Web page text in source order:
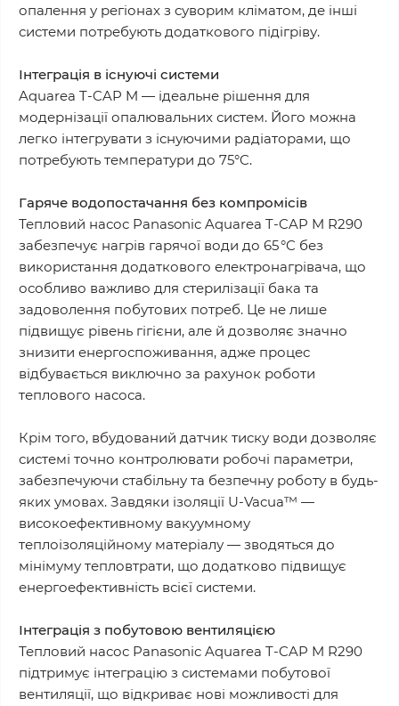
опалення у регіонах з суворим кліматом, де інші
системи потребують додаткового підігріву.
Інтеграція в існуючі системи
Aquarea T-CAP M — ідеальне рішення для
модернізації опалювальних систем. Його можна
легко інтегрувати з існуючими радіаторами, що
потребують температури до 75°C.
Гаряче водопостачання без компромісів
Тепловий насос Panasonic Aquarea T-CAP M R290
забезпечує нагрів гарячої води до 65 °C без
використання додаткового електронагрівача, що
особливо важливо для стерилізації бака та
задоволення побутових потреб. Це не лише
підвищує рівень гігієни, але й дозволяє значно
знизити енергоспоживання, адже процес
відбувається виключно за рахунок роботи
теплового насоса.
Крім того, вбудований датчик тиску води дозволяє
системі точно контролювати робочі параметри,
забезпечуючи стабільну та безпечну роботу в будь-
яких умовах. Завдяки ізоляції U-Vacua™ —
високоефективному вакуумному
теплоізоляційному матеріалу — зводяться до
мінімуму тепловтрати, що додатково підвищує
енергоефективність всієї системи.
Інтеграція з побутовою вентиляцією
Тепловий насос Panasonic Aquarea T-CAP M R290
підтримує інтеграцію з системами побутової
вентиляції, що відкриває нові можливості для